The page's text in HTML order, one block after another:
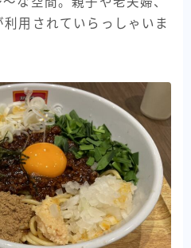
用されていらっしゃいま